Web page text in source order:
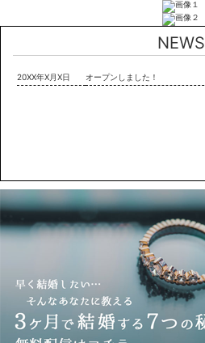
NEWS
20XX年X月X日 オープンしました！